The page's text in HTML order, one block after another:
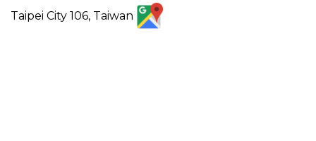
Taipei City 106, Taiwan